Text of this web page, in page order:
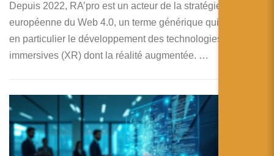
Depuis 2022, RA’pro est un acteur de la stratégie
européenne du Web 4.0, un terme générique qui regroupe
en particulier le développement des technologies
immersives (XR) dont la réalité augmentée. …